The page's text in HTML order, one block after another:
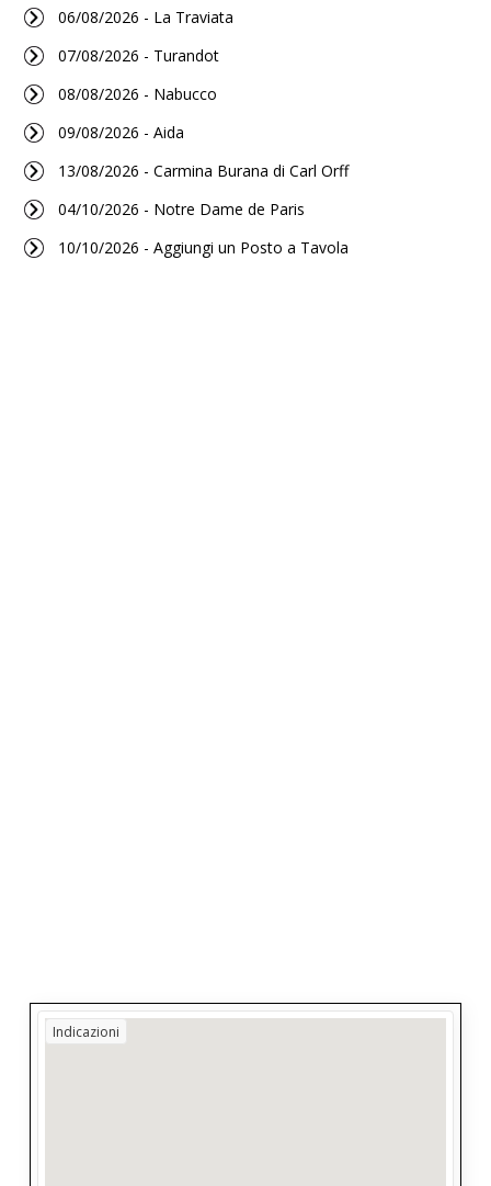
06/08/2026 - La Traviata
07/08/2026 - Turandot
08/08/2026 - Nabucco
09/08/2026 - Aida
13/08/2026 - Carmina Burana di Carl Orff
04/10/2026 - Notre Dame de Paris
10/10/2026 - Aggiungi un Posto a Tavola
Indicazioni